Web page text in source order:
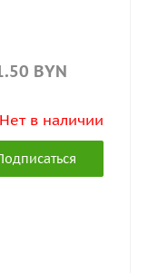
BYN
Нет в наличии